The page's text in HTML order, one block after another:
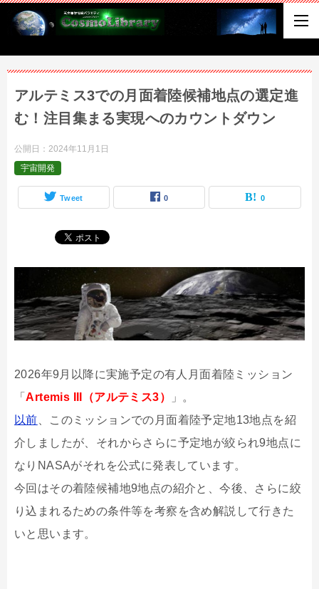
アルテミス3での月面着陸候補地点の選定進
む！注目集まる実現へのカウントダウン
公開日： 2024年11月1日
宇宙開発
Tweet 0 0
2026年9月以降に実施予定の有人月面着陸ミッション
「Artemis III（アルテミス3）
」。
以前 、このミッションでの月面着陸予定地13地点を紹
介しましたが、それからさらに予定地が絞られ9地点に
なりNASAがそれを公式に発表しています。
今回はその着陸候補地9地点の紹介と、今後、さらに絞
り込まれるための条件等を考察を含め解説して行きた
いと思います。